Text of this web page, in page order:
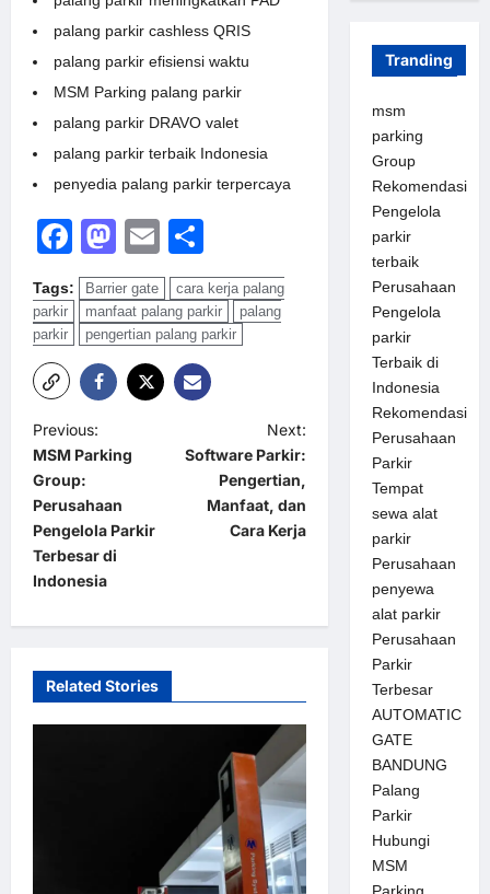
palang parkir cashless QRIS
palang parkir efisiensi waktu
MSM Parking palang parkir
palang parkir DRAVO valet
palang parkir terbaik Indonesia
penyedia palang parkir terpercaya
Facebook
Mastodon
Email
Tags: Barrier gate
cara kerja palang
parkir
manfaat palang parkir
palang
parkir
pengertian palang parkir
P
o
s
t
n
i
g
Previous:
MSM Parking
Group:
Perusahaan
Pengelola Parkir
Terbesar di
Indonesia
Next:
Software Parkir:
Pengertian,
Manfaat, dan
Cara Kerja
Related Stories
Tranding
msm
parking
Group
Rekomendasi
Pengelola
parkir
terbaik
Perusahaan
Pengelola
parkir
Terbaik di
Indonesia
Rekomendasi
Perusahaan
Parkir
Tempat
sewa alat
parkir
Perusahaan
penyewa
alat parkir
Perusahaan
Parkir
Terbesar
AUTOMATIC
GATE
BANDUNG
Palang
Parkir
Hubungi
MSM